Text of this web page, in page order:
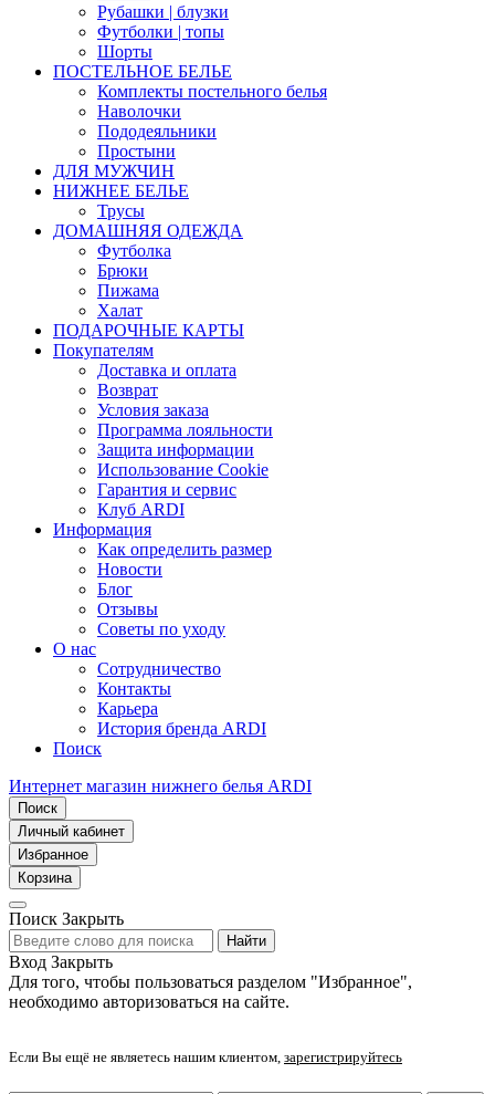
Рубашки | блузки
Футболки | топы
Шорты
ПОСТЕЛЬНОЕ БЕЛЬЕ
Комплекты постельного белья
Наволочки
Пододеяльники
Простыни
ДЛЯ МУЖЧИН
НИЖНЕЕ БЕЛЬЕ
Трусы
ДОМАШНЯЯ ОДЕЖДА
Футболка
Брюки
Пижама
Халат
ПОДАРОЧНЫЕ КАРТЫ
Покупателям
Доставка и оплата
Возврат
Условия заказа
Программа лояльности
Защита информации
Использование Cookie
Гарантия и сервис
Клуб ARDI
Информация
Как определить размер
Новости
Блог
Отзывы
Советы по уходу
О нас
Сотрудничество
Контакты
Карьера
История бренда ARDI
Поиск
Интернет магазин нижнего белья ARDI
Поиск
Личный кабинет
Избранное
Корзина
Поиск Закрыть
Найти
Вход Закрыть
Для того, чтобы пользоваться разделом "Избранное",
необходимо авторизоваться на сайте.
Если Вы ещё не являетесь нашим клиентом, зарегистрируйтесь